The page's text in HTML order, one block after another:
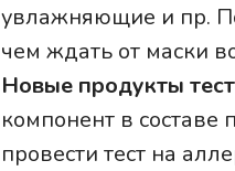
увлажняющие и пр.
чем ждать от маски
Новые продукты
компонент в составе
провести тест на